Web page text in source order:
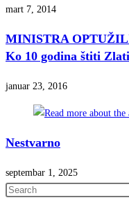
mart 7, 2014
MINISTRA
Ko 10 godina štiti
januar 23, 2016
Nestvarno
septembar 1, 2025